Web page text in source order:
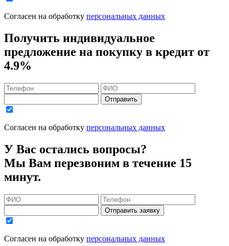
Согласен на обработку персональных данных
Получить индивидуальное
предложение на покупку в кредит от
4.9%
Отправить
Согласен на обработку персональных данных
У Вас остались вопросы?
Мы Вам перезвоним в течение 15
минут.
Отправить заявку
Согласен на обработку персональных данных